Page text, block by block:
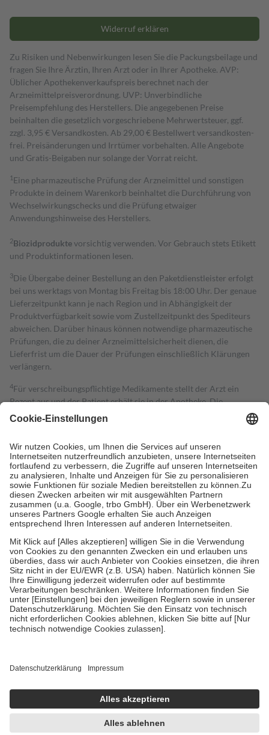
Widerruf erklären
Zu Risiken und Nebenwirkungen lesen Sie die Packungsbeilage und
fragen Sie Ihre Ärztin, Ihren Arzt oder in Ihrer Apotheke. AVP:
Üblicher Apothekenverkaufspreis berechnet nach der
Arzneimittelpreisverordnung. UVP: Unverbindliche
Preisempfehlung des Herstellers. Die angegebenen Preise
beinhalten die gesetzlich vorgeschriebene Mehrwertsteuer, ggf.
zzgl. 3,95 € Versandkosten. Ab 29,00 € Bestell­wert versand­kosten­
frei. Preisänderungen und Irrtümer vorbehalten. Alle Angebote
und Gratis-Beigaben nur solange der Vorrat reicht.
1 Eine pharmazeutische Prüfung der Arzneimittel und sonstigen
Produkte in deinem Warenkorb beinhaltet die Durchführung von
Wechselwirkungschecks und die Prüfung etwaiger
Anwendungshinweise des Herstellers.
2Biozidproduktevorsichtig verwenden. Vor Gebrauch stets Etikett
und Produktinformationen lesen.
3Die Übergabe deiner Bestellung an den Paketdienstleister erfolgt
bei uns werktags von Montag bis Freitag bis 18:00 Uhr. Der genaue
Lieferzeitpunkt kann je nach Region und in Abhängigkeit der
Produktverfügbarkeit sowie vom Zustellzeitpunkt des Spediteurs
abweichen. Darüber hinaus können notwendige pharmazeutische
Prüfungen, die zu deiner Arzneimittelsicherheit dienen, die
Lieferfrist um die Dauer der Prüfungen einschließlich Klärungen
verlängern.
4Für verschreibungspflichtige Medikamente stellt der Arzt ein
Rezept aus und der Patient erhält sie in der Apotheke. Die
gesetzliche Krankenversicherung übernimmt in der Regel die
Kosten dafür, der Versicherte trägt einen Teil davon als Zuzahlung
Grundsätzlich leisten Mitglieder Zuzahlungen in Höhe von zehn
Prozent des Abgabepreises,mindestens jedochfünf Euround
höchstens zehn Euro.Es sind jedoch nie mehr als die tatsächlichen
Kosten der Leistung zu entrichten.
Diese Regeln gelten grundsätzlich auch für Online-Apotheken.
Bei Heilmitteln und häuslicher Krankenpflege beträgt die
Zuzahlung zehn Prozent der Kosten sowie zehn Euro je
Verordnung.
Um das Engagement der Versicherten für ihre eigene Gesundheit zu
stärken und die besondere Stellung der Familie zu unterstützen,
fallenkeine Zuzahlungenan bei:
• Kindern und Jugendlichen bis zum vollendeten 18. Lebensjahr
mit Ausnahme der Fahrkosten
• Untersuchungen zur Vorsorge und Früherkennung, die von der
GKV getragen werden
Einholung von Bewertungen. Trusted Shops hat Maßnahmen
getroffen, um sicherzustellen, dass es sich um echte Bewertungen
handelt. Mehr Informationen findest du hier:
https://help.etrusted.com/hc/de/articles/4419944605341